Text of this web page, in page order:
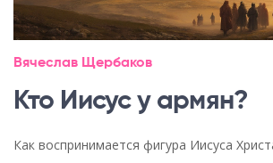
Вячеслав Щербаков
Кто Иисус у армян?
Как воспринимается фигура Иисуса